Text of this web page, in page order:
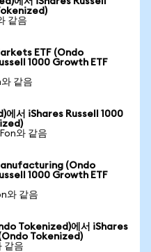
같음
ETF (Ondo
1000 Growth ETF
같음
서 iShares Russell 1000
와 같음
(Ondo
1000 Growth ETF
와 같음
Tokenized)에서 iShares
Tokenized)
같음